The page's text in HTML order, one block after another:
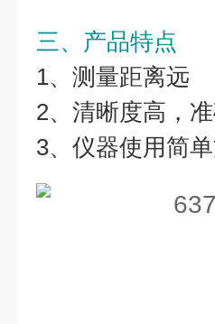
三、产品特点
1、测量距离远
2、清晰度高，
3、仪器使用简